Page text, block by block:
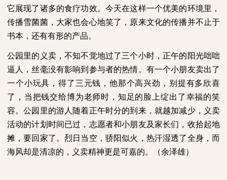
它展现了诸多的食疗功效。今天在这样一个优美的环境里，
传播雪菌菌，大家也会心地笑了，原来文化的传播并不止于
书本，还有有形的产品。
公园里的义卖，不知不觉地过了三个小时，正午的阳光咄咄
逼人，丝毫没有影响到参与者的热情。有一个小朋友卖出了
一个小玩具，得了三元钱，他那个高兴劲，别提有多欣喜
了，当把钱交给博为老师时，知足的脸上绽出了幸福的笑
容。公园里的游人随着正午时分的到来，就越加减少，义卖
活动的计划时间已过，志愿者和小朋友及家长们，收拾起地
摊，要回家了。烈日当空，骄阳似火，热汗湿透了全身，而
海风却是清凉的，义卖精神更是可嘉的。（余泽雄）